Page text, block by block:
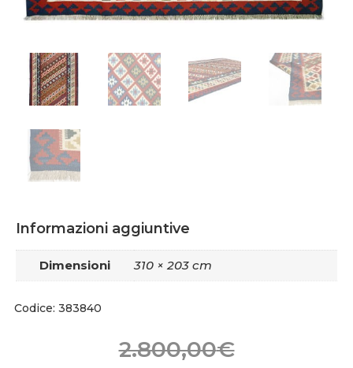
Informazioni aggiuntive
Dimensioni 310 × 203 cm
Codice: 383840
2.800,00€